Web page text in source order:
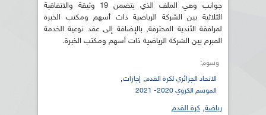
جوانب وهي الملف الذي يتضمن 19 وثيقة والاتفاقية
الثلاثية بين الشركة الرياضية ذات أسهم ومكتب الخبرة
لمرافقة الأندية المحترفة, بالإضافة إلى عقد نوعية الخدمة
المبرم بين الشركة الرياضية ذات أسهم ومكتب الخبرة.
وسوم:
الاتحاد الجزائري لكرة القدم, إجازات,
الموسم الكروي 2020- 2021
رياضة, كرة القدم